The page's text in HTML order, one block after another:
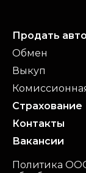
Продать
Обмен
Выкуп
Страхование
Контакты
Вакансии
Политика